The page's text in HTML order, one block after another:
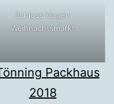
Schloss Hagen
Weihnachtsmarkt